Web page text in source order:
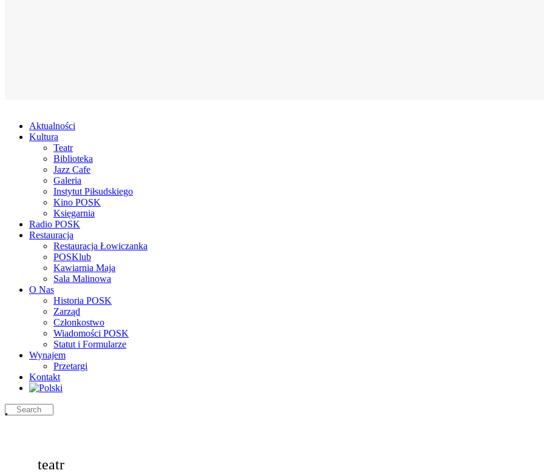
Aktualności
Kultura
Teatr
Biblioteka
Jazz Cafe
Galeria
Instytut Piłsudskiego
Kino POSK
Księgarnia
Radio POSK
Restauracja
Restauracja Łowiczanka
POSKlub
Kawiarnia Maja
Sala Malinowa
O Nas
Historia POSK
Zarząd
Członkostwo
Wiadomości POSK
Statut i Formularze
Wynajem
Przetargi
Kontakt
teatr